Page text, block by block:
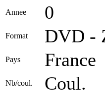
Annee 0
Format DVD -
Pays France
Nb/coul. Coul.